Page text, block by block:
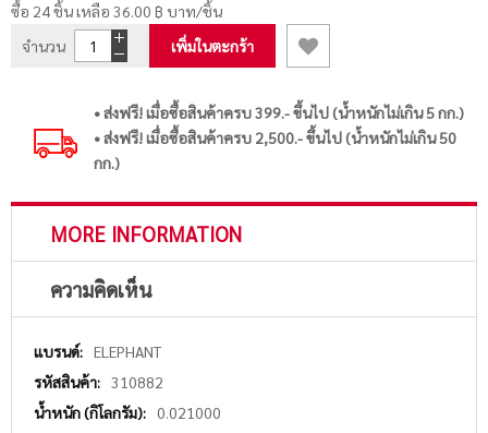
ซื้อ 24 ชิ้น เหลือ 36.00 ฿ บาท/ชิ้น
จำนวน
เพิ่มในตะกร้า
• ส่งฟรี! เมื่อซื้อสินค้าครบ 399.- ขึ้นไป (น้ำหนักไม่เกิน 5 กก.)
• ส่งฟรี! เมื่อซื้อสินค้าครบ 2,500.- ขึ้นไป (น้ำหนักไม่เกิน 50
กก.)
MORE INFORMATION
ความคิดเห็น
More
Information
ELEPHANT
310882
0.021000